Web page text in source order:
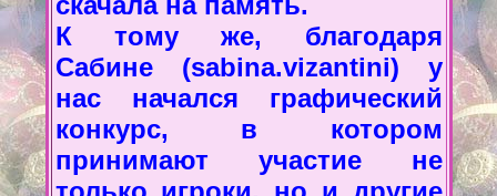
К тому же, благодаря
Сабине (sabina.vizantini) у
нас начался графический
конкурс, в котором
принимают участие не